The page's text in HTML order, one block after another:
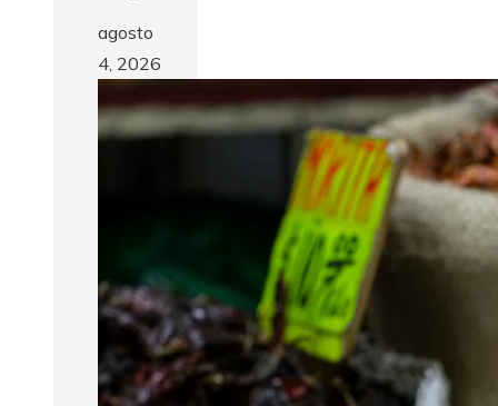
agosto
4, 2026